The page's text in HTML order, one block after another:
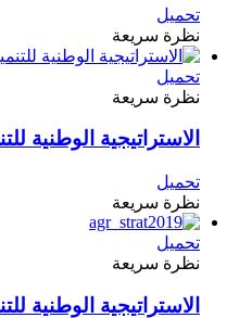
تحميل
نظرة سريعة
تحميل
نظرة سريعة
الاستراتيجية الوطنية
تحميل
نظرة سريعة
تحميل
نظرة سريعة
الاستراتيجية الوطنية